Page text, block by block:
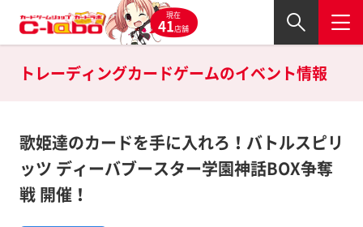
現在
41店舗
トレーディングカードゲームのイベント情報
歌姫達のカードを手に入れろ！バトルスピリ
ッツ ディーバブースター学園神話BOX争奪
戦 開催！